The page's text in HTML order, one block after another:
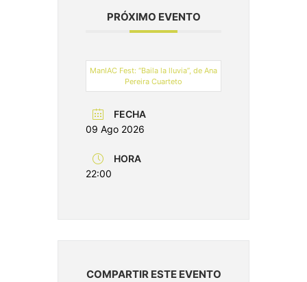
PRÓXIMO EVENTO
ManIAC Fest: “Baila la lluvia”, de Ana
Pereira Cuarteto
FECHA
09 Ago 2026
HORA
22:00
COMPARTIR ESTE EVENTO